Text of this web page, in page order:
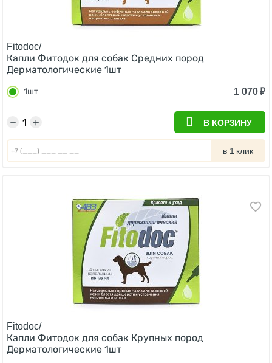
Fitodoc/
Капли Фитодок для собак Средних пород
Дерматологические 1шт
1шт 1 070₽
+
− В КОРЗИНУ
в 1 клик
Fitodoc/
Капли Фитодок для собак Крупных пород
Дерматологические 1шт